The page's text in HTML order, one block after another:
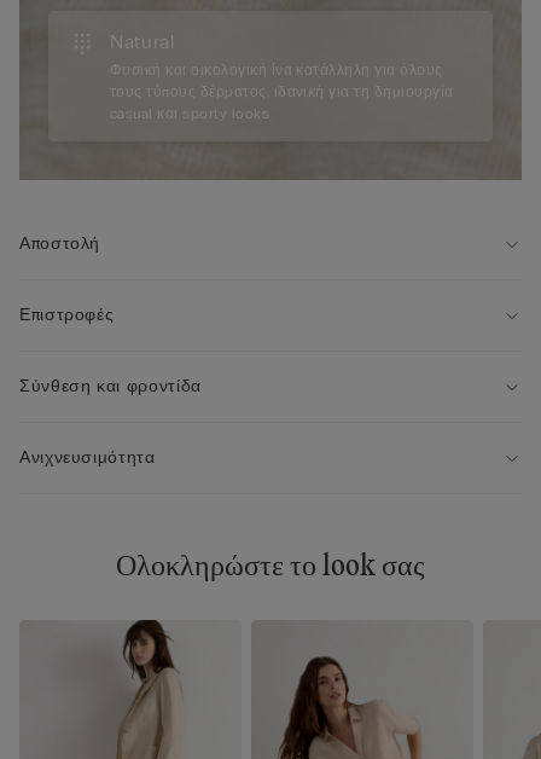
Natural
Φυσική και οικολογική ίνα κατάλληλη για όλους
τους τύπους δέρματος, ιδανική για τη δημιουργία
casual και sporty looks.
Αποστολή
Επιστροφές
Σύνθεση και φροντίδα
Ανιχνευσιμότητα
Ολοκληρώστε το look σας